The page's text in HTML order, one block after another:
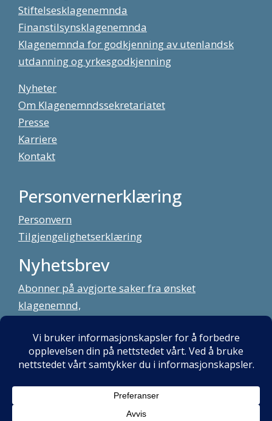
Stiftelsesklagenemnda
Finanstilsynsklagenemnda
Klagenemnda for godkjenning av utenlandsk
utdanning og yrkesgodkjenning
Nyheter
Om Klagenemndssekretariatet
Presse
Karriere
Kontakt
Personvernerklæring
Personvern
Tilgjengelighetserklæring
Nyhetsbrev
Abonner på avgjorte saker fra ønsket
klagenemnd,